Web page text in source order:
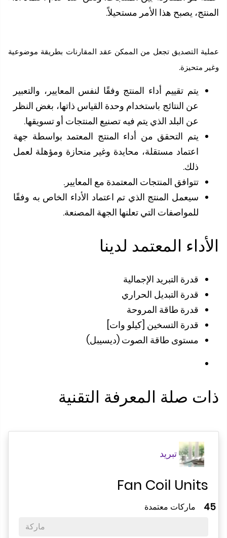
يصبح هذا الأمر مستحيلاً.
التصديق تجعل من الممكن عقد المقارنات بطريقة موضوعية
متحيزة.
يتم تقييم أداء المنتج وفقًا لنفس المعايير، والتعبير
عن النتائج باستخدام وحدة القياس ذاتها، بغض النظر
عن البلد الذي يتم فيه تصنيع المنتجات أو تسويقها.
يتم التحقق من أداء المنتج المعتمد بواسطة جهة
اعتماد مستقلة، محايدة وغير منحازة ومؤهلة لعمل
تتوافق المنتجات المعتمدة مع المعايير.
سيعمل المنتج الذي تم اعتماد الأداء الخاص به وفقًا
للمواصفات التي تعلنها الجهة المصنعة.
المعتمد لدينا
قدرة التبريد الإجمالية
قدرة التبديل الحراري
قدرة طاقة المروحة
قدرة التسخين [كيلو وات]
مستوى طاقة الصوت (ديسيبل)
صلة المعرفة التقنية
تبريد
Fan Coil Units
ماركات معتمدة